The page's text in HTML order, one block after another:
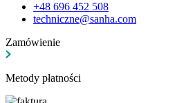
+48 696 452 508
techniczne@sanha.com
Zamówienie
Metody płatności